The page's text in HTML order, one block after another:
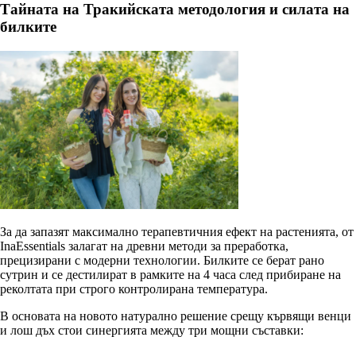
Тайната на Тракийската методология и силата на
билките
За да запазят максимално терапевтичния ефект на растенията, от
InaEssentials залагат на древни методи за преработка,
прецизирани с модерни технологии. Билките се берат рано
сутрин и се дестилират в рамките на 4 часа след прибиране на
реколтата при строго контролирана температура.
В основата на новото натурално решение срещу кървящи венци
и лош дъх стои синергията между три мощни съставки: